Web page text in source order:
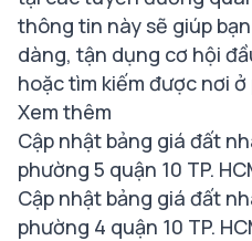
thông tin này sẽ giúp
dàng, tận dụng cơ hội
hoặc tìm kiếm được nơi
Xem thêm
Cập nhật bảng giá đất
phường 5 quận 10 TP.
Cập nhật bảng giá đất
phường 4 quận 10 TP.